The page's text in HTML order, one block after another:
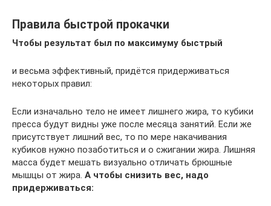
Правила быстрой прокачки
Чтобы результат был по максимуму быстрый
и весьма эффективный, придётся придерживаться
некоторых правил:
Если изначально тело не имеет лишнего жира, то кубики
пресса будут видны уже после месяца занятий. Если же
присутствует лишний вес, то по мере накачивания
кубиков нужно позаботиться и о сжигании жира. Лишняя
масса будет мешать визуально отличать брюшные
мышцы от жира. А чтобы снизить вес, надо
придерживаться: